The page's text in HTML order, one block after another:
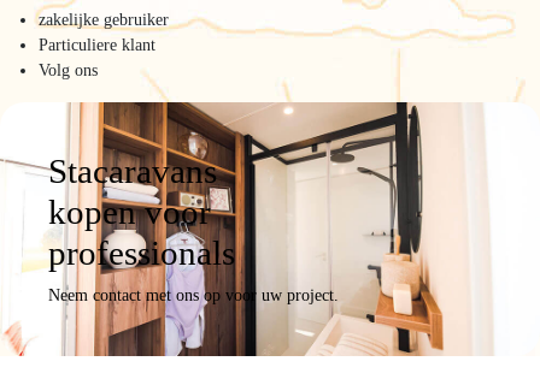
zakelijke gebruiker
Particuliere klant
Volg ons
Stacaravans
kopen voor
professionals
Neem contact met ons op voor uw project.